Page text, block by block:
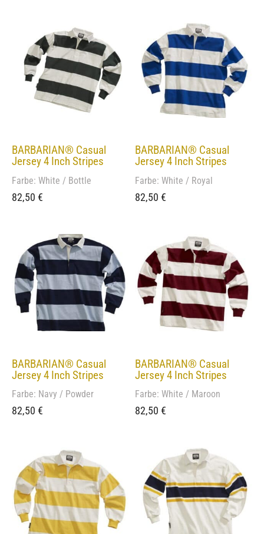
BARBARIAN® Casual
Jersey 4 Inch Stripes
Farbe: White / Bottle
82,50 €
BARBARIAN® Casual
Jersey 4 Inch Stripes
Farbe: White / Royal
82,50 €
BARBARIAN® Casual
Jersey 4 Inch Stripes
Farbe: Navy / Powder
82,50 €
BARBARIAN® Casual
Jersey 4 Inch Stripes
Farbe: White / Maroon
82,50 €